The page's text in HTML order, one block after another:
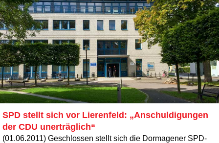
SPD stellt sich vor Lierenfeld: „Anschuldigungen
der CDU unerträglich“
(01.06.2011) Geschlossen stellt sich die Dormagener SPD-